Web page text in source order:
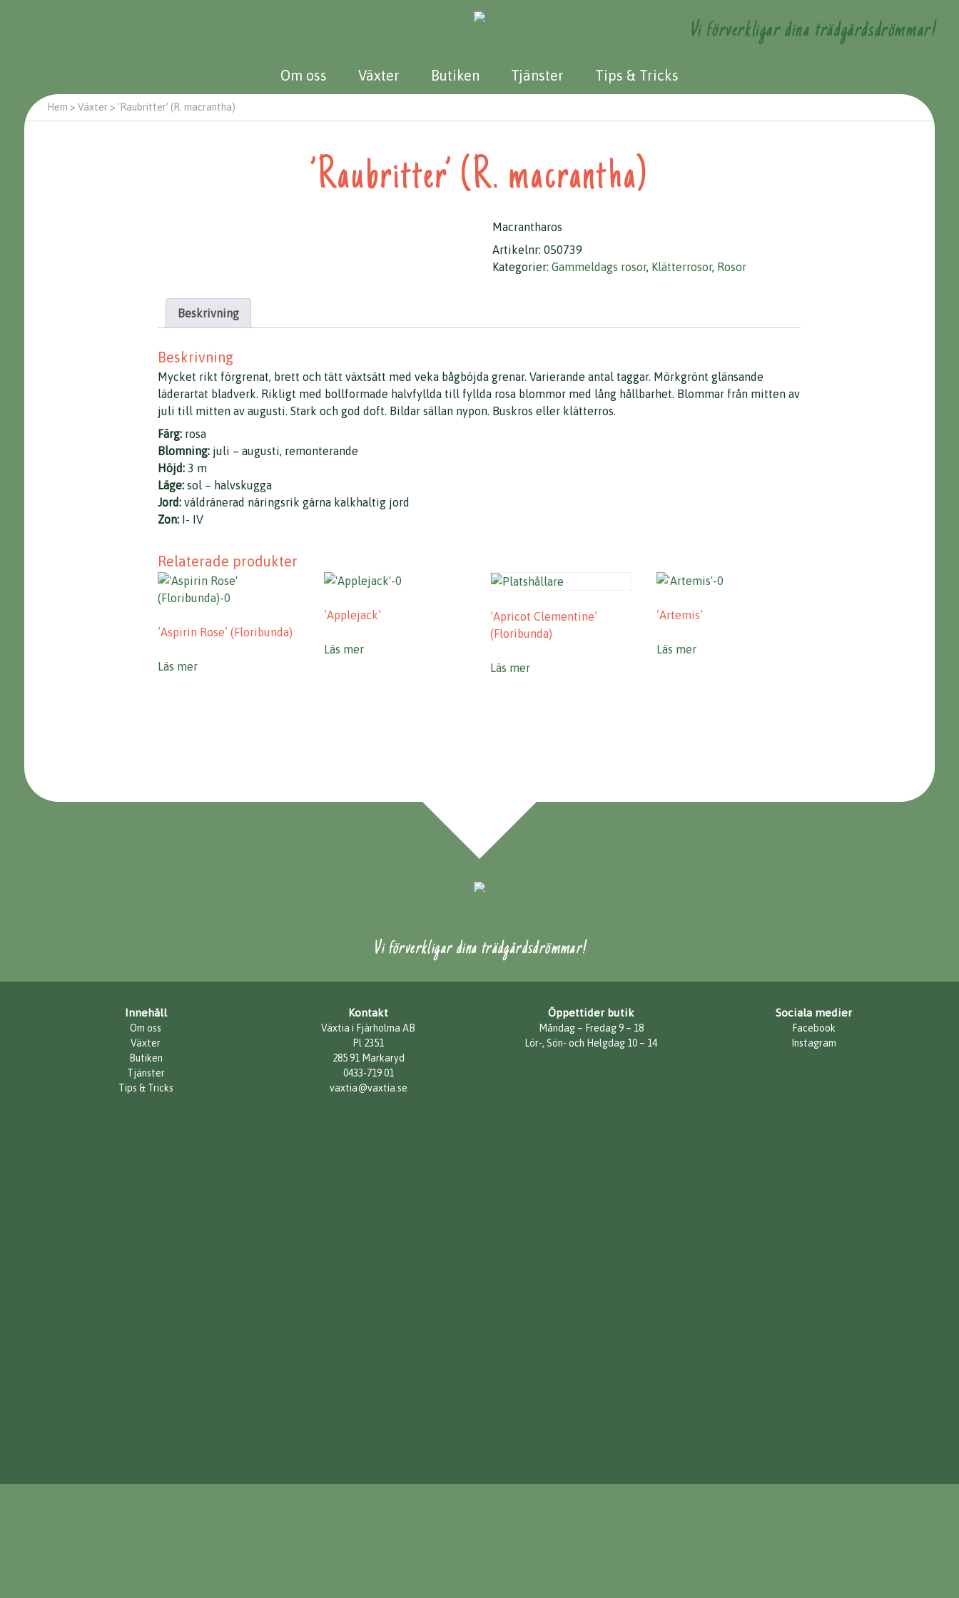
Om oss Växter Butiken Tjänster Tips & Tricks
Vi förverkligar dina trädgårdsdrömmar!
Hem > Växter> ’Raubritter’ (R. macrantha)
’Raubritter’ (R. macrantha)
Macrantharos
Artikelnr:050739
Kategorier:Gammeldags rosor, Klätterrosor, Rosor
Beskrivning
Beskrivning
Mycket rikt förgrenat, brett och tätt växtsätt med veka bågböjda grenar. Varierande antal taggar. Mörkgrönt glänsande
läderartat bladverk. Rikligt med bollformade halvfyllda till fyllda rosa blommor med lång hållbarhet. Blommar från mitten av
juli till mitten av augusti. Stark och god doft. Bildar sällan nypon. Buskros eller klätterros.
Färg: rosa
Blomning: juli – augusti, remonterande
Höjd: 3 m
Läge: sol – halvskugga
Jord: väldränerad näringsrik gärna kalkhaltig jord
Zon: I- IV
Relaterade produkter
’Aspirin Rose’ (Floribunda)
Läs mer
’Applejack’
Läs mer
’Apricot Clementine’
(Floribunda)
Läs mer
’Artemis’
Läs mer
Vi förverkligar dina trädgårdsdrömmar!
Innehåll
Om oss
Växter
Butiken
Tjänster
Tips & Tricks
Kontakt
Växtia i Fjärholma AB
Pl 2351
285 91 Markaryd
0433-719 01
vaxtia@vaxtia.se
Öppettider butik
Måndag – Fredag 9 – 18
Lör-, Sön- och Helgdag 10 – 14
Sociala medier
Facebook
Instagram